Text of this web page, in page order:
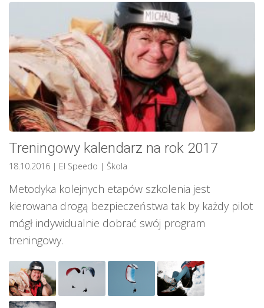
Treningowy kalendarz na rok 2017
18.10.2016 | El Speedo | Škola
Metodyka kolejnych etapów szkolenia jest
kierowana drogą bezpieczeństwa tak by każdy pilot
mógł indywidualnie dobrać swój program
treningowy.